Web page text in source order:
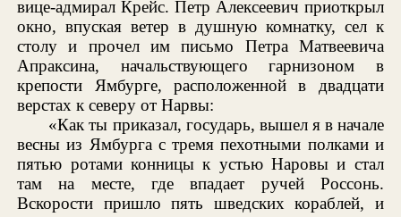
вице-адмирал Крейс. Петр Алексеевич приоткрыл
окно, впуская ветер в душную комнатку, сел к
столу и прочел им письмо Петра Матвеевича
Апраксина, начальствующего гарнизоном в
крепости Ямбурге, расположенной в двадцати
верстах к северу от Нарвы:
«Как ты приказал, государь, вышел я в начале
весны из Ямбурга с тремя пехотными полками и
пятью ротами конницы к устью Наровы и стал
там на месте, где впадает ручей Россонь.
Вскорости пришло пять шведских кораблей, и